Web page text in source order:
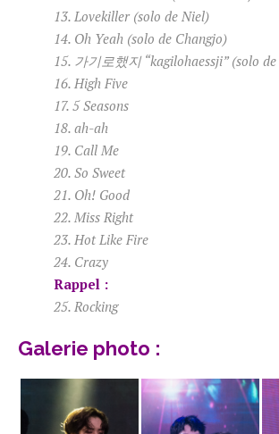
13. Lovekiller (solo de Niel)
14. Oh Yeah (solo de Changjo)
15. 가기로했지 “kagilohaessji” (solo
16. High Five
17. 5 Seasons
18. ah-ah
19. Call Me
20. So Sweet
21. Oh! Good
22. Miss Right
23. Hot Like Fire
24. Crazy
Rappel :
25. Rocking
Galerie photo :